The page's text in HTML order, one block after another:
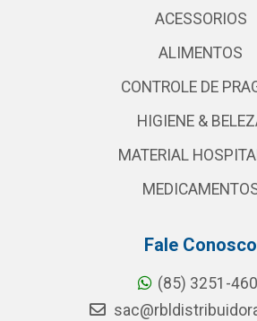
ACESSORIOS
ALIMENTOS
CONTROLE DE
HIGIENE &
MATERIAL
Fale Conosco
(85) 3251-